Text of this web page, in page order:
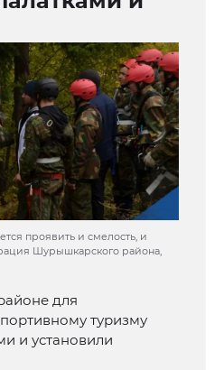
проявить и смелость, и
Шурышкарского района,
для
туризму
и установили